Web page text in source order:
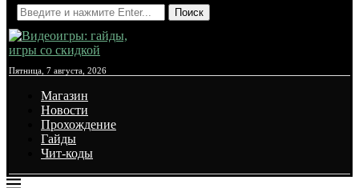
Поиск
Пятница, 7 августа, 2026
Магазин
Новости
Прохождение
Гайды
Чит-коды